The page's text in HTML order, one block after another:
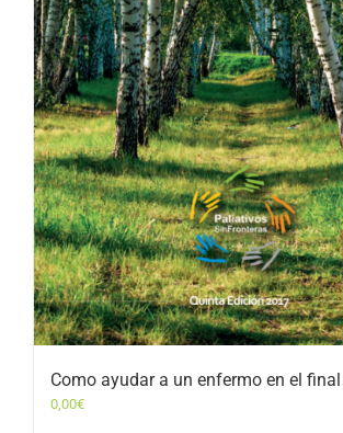
Como ayudar a un enfermo en el
0,00€